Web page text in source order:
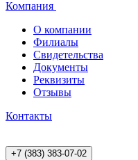
Компания
О компании
Филиалы
Свидетельства
Документы
Реквизиты
Отзывы
Контакты
+7 (383) 383-07-02